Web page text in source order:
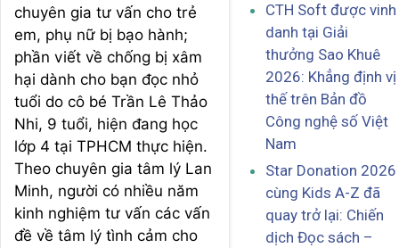
chuyên gia tư vấn cho trẻ
em, phụ nữ bị bạo hành;
phần viết về chống bị xâm
hại dành cho bạn đọc nhỏ
tuổi do cô bé Trần Lê Thảo
Nhi, 9 tuổi, hiện đang học
lớp 4 tại TPHCM thực hiện.
Theo chuyên gia tâm lý Lan
Minh, người có nhiều năm
kinh nghiệm tư vấn các vấn
đề về tâm lý tình cảm cho
CTH Soft được vinh
danh tại Giải
thưởng Sao Khuê
2026: Khẳng định vị
thế trên Bản đồ
Công nghệ số Việt
Nam
Star Donation 2026
cùng Kids A-Z đã
quay trở lại: Chiến
dịch Đọc sách –